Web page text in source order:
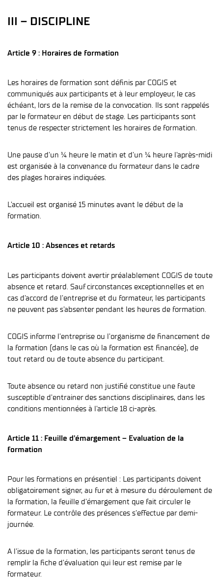
III – DISCIPLINE
Article 9 : Horaires de formation
Les horaires de formation sont définis par COGIS et
communiqués aux participants et à leur employeur, le cas
échéant, lors de la remise de la convocation. Ils sont rappelés
par le formateur en début de stage. Les participants sont
tenus de respecter strictement les horaires de formation.
Une pause d’un ¼ heure le matin et d’un ¼ heure l’après-midi
est organisée à la convenance du formateur dans le cadre
des plages horaires indiquées.
L’accueil est organisé 15 minutes avant le début de la
formation.
Article 10 : Absences et retards
Les participants doivent avertir préalablement COGIS de toute
absence et retard. Sauf circonstances exceptionnelles et en
cas d’accord de l’entreprise et du formateur, les participants
ne peuvent pas s’absenter pendant les heures de formation.
COGIS informe l’entreprise ou l’organisme de financement de
la formation (dans le cas où la formation est financée), de
tout retard ou de toute absence du participant.
Toute absence ou retard non justifié constitue une faute
susceptible d’entrainer des sanctions disciplinaires, dans les
conditions mentionnées à l’article 18 ci-après.
Article 11 : Feuille d’émargement – Evaluation de la
formation
Pour les formations en présentiel : Les participants doivent
obligatoirement signer, au fur et à mesure du déroulement de
la formation, la feuille d’émargement que fait circuler le
formateur. Le contrôle des présences s’effectue par demi-
journée.
A l’issue de la formation, les participants seront tenus de
remplir la fiche d’évaluation qui leur est remise par le
formateur.